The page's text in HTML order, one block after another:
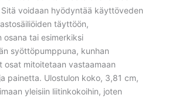
voidaan hyödyntää käyttöveden
täyttöön,
osana tai esimerkiksi
syöttöpumppuna, kunhan
osat mitoitetaan vastaamaan
painetta. Ulostulon koko, 3,81 cm,
yleisiin liitinkokoihin, joten